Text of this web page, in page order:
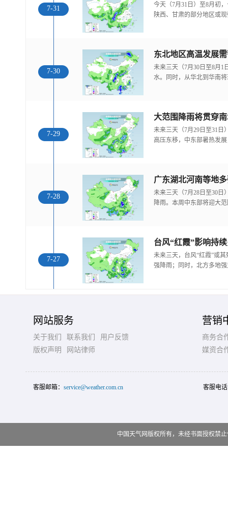
7-31
今天（7月31日）至8月初
陕西、甘肃的部分地区或
7-30
东北地区高温发展
未来三天（7月30日至8月1
水。同时，从华北到华南
7-29
大范围降雨将贯穿
未来三天（7月29日至31日
高压东移，中东部暑热发
7-28
广东湖北河南等地
未来三天（7月28日至30日
降雨。本周中东部将迎大
7-27
未来三天，台风“红霞”或
强降雨；同时，北方多地
网站服务
关于我们 联系我们
用户反馈
版权声明
网站律师
营销
商务合
媒资合
客服邮箱： service@weather.com.cn 客服电
中国天气网版权所有，未经书面授权